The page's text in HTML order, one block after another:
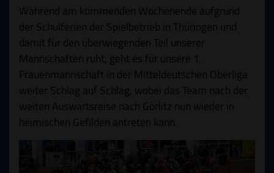
Während am kommenden Wochenende aufgrund
der Schulferien der Spielbetrieb in Thüringen und
damit für den überwiegenden Teil unserer
Mannschaften ruht, geht es für unsere 1.
Frauenmannschaft in der Mitteldeutschen Oberliga
weiter Schlag auf Schlag, wobei das Team nach der
weiten Auswärtsreise nach Görlitz nun wieder in
heimischen Gefilden antreten kann.